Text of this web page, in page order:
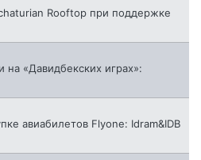
Rooftop при поддержке
«Давидбекских играх»:
авиабилетов Flyone: Idram&IDB